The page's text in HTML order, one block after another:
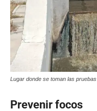
Lugar donde se toman las pruebas
Prevenir focos